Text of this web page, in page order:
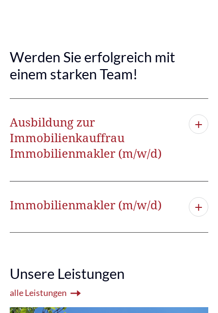
Werden Sie erfolgreich mit
einem starken Team!
Ausbildung zur
Immobilienkauffrau
Immobilienmakler (m/w/d)
Immobilienmakler (m/w/d)
Unsere Leistungen
alle Leistungen